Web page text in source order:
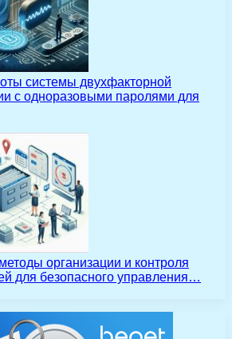
системы двухфакторной
с одноразовыми паролями для
организации и контроля
для безопасного управления…